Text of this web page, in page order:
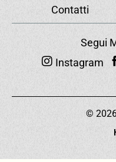
Contatti
Segui
Instagram
©